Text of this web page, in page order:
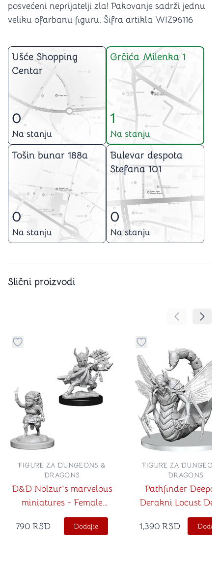
posvećeni neprijatelji zla! Pakovanje sadrži jednu
veliku ofarbanu figuru. Šifra artikla WIZ96116
Ušće Shopping
Centar
0
Na stanju
Grčića Milenka 1
1
Na stanju
Tošin bunar 188a
0
Na stanju
Bulevar despota
Stefana 101
0
Na stanju
Slični proizvodi
Pomeranje
Dugme za dodavanje stvari u kategoriju omiljeno
D&D Nolzur's marvelous
miniatures - Female
Halfling Fighter
FIGURE ZA DUNGEONS &
DRAGONS
790 RSD Dodajte
Dugme za dodavanje
Pathfinder
Derakni Locust
FIGURE ZA
DRAGONS
1,390 RSD